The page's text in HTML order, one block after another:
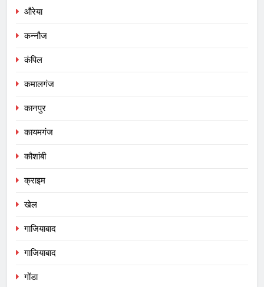
औरेया
कन्नौज
कंपिल
कमालगंज
कानपुर
कायमगंज
कौशांबी
क्राइम
खेल
गाजियाबाद
गाजियाबाद
गोंडा